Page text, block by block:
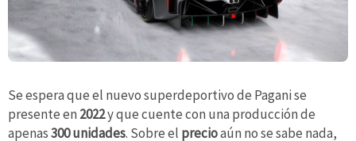
Se espera que el nuevo superdeportivo de Pagani se
presente en 2022y que cuente con una producción de
apenas300 unidades. Sobre el precioaún no se sabe nada,